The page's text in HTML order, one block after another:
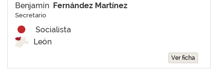
Benjamín Fernández Martínez
Secretario
Socialista
León
Ver ficha